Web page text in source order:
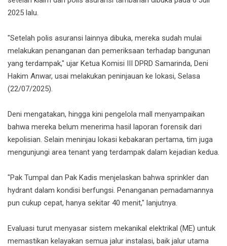
2025 lalu.
"Setelah polis asuransi lainnya dibuka, mereka sudah mulai
melakukan penanganan dan pemeriksaan terhadap bangunan
yang terdampak," ujar Ketua Komisi III DPRD Samarinda, Deni
Hakim Anwar, usai melakukan peninjauan ke lokasi, Selasa
(22/07/2025).
Deni mengatakan, hingga kini pengelola mall menyampaikan
bahwa mereka belum menerima hasil laporan forensik dari
kepolisian. Selain meninjau lokasi kebakaran pertama, tim juga
mengunjungi area tenant yang terdampak dalam kejadian kedua.
"Pak Tumpal dan Pak Kadis menjelaskan bahwa sprinkler dan
hydrant dalam kondisi berfungsi. Penanganan pemadamannya
pun cukup cepat, hanya sekitar 40 menit," lanjutnya.
Evaluasi turut menyasar sistem mekanikal elektrikal (ME) untuk
memastikan kelayakan semua jalur instalasi, baik jalur utama